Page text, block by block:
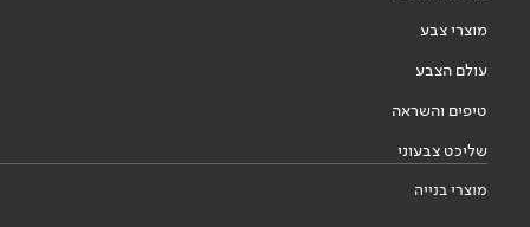
מוצרי צבע
עולם הצבע
טיפים והשראה
שליכט צבעוני
מוצרי בנייה